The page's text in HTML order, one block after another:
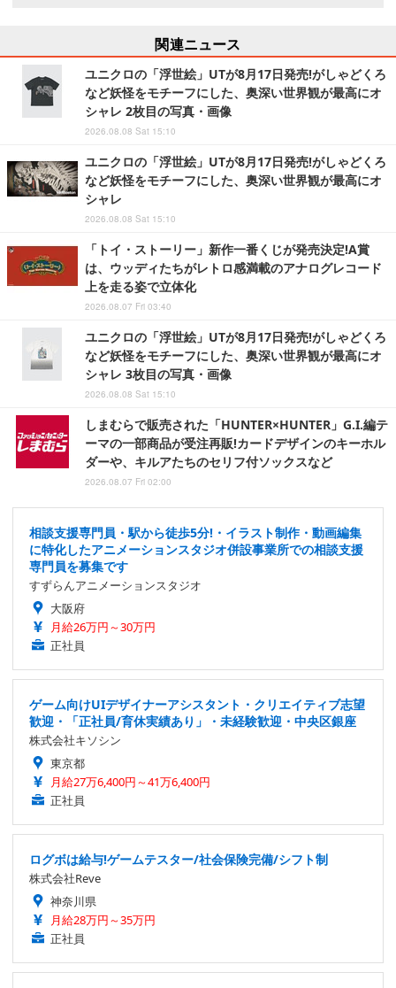
関連ニュース
ユニクロの「浮世絵」UTが8月17日発売!がしゃどくろ
など妖怪をモチーフにした、奥深い世界観が最高にオ
シャレ 2枚目の写真・画像
2026.08.08 Sat 15:10
ユニクロの「浮世絵」UTが8月17日発売!がしゃどくろ
など妖怪をモチーフにした、奥深い世界観が最高にオ
シャレ
2026.08.08 Sat 15:10
「トイ・ストーリー」新作一番くじが発売決定!A賞
は、ウッディたちがレトロ感満載のアナログレコード
上を走る姿で立体化
2026.08.07 Fri 03:40
ユニクロの「浮世絵」UTが8月17日発売!がしゃどくろ
など妖怪をモチーフにした、奥深い世界観が最高にオ
シャレ 3枚目の写真・画像
2026.08.08 Sat 15:10
しまむらで販売された「HUNTER×HUNTER」G.I.編テ
ーマの一部商品が受注再販!カードデザインのキーホル
ダーや、キルアたちのセリフ付ソックスなど
2026.08.07 Fri 02:00
相談支援専門員・駅から徒歩5分!・イラスト制作・動画編集
に特化したアニメーションスタジオ併設事業所での相談支援
専門員を募集です
すずらんアニメーションスタジオ
大阪府
月給26万円～30万円
正社員
ゲーム向けUIデザイナーアシスタント・クリエイティブ志望
歓迎・「正社員/育休実績あり」・未経験歓迎・中央区銀座
株式会社キソシン
東京都
月給27万6,400円～41万6,400円
正社員
ログボは給与!ゲームテスター/社会保険完備/シフト制
株式会社Reve
神奈川県
月給28万円～35万円
正社員